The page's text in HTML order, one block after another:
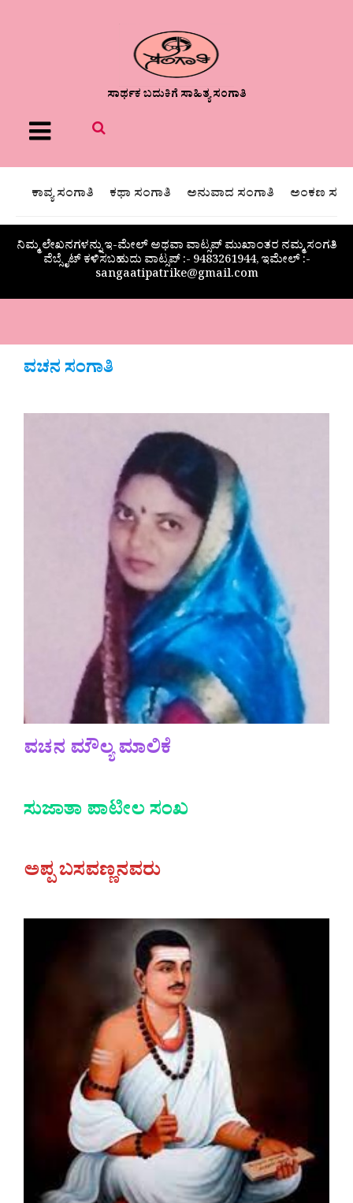
ಸಾರ್ಥಕ ಬದುಕಿಗೆ ಸಾಹಿತ್ಯ ಸಂಗಾತಿ
Menu
ಕಾವ್ಯ ಸಂಗಾತಿ ಕಥಾ ಸಂಗಾತಿ ಅನುವಾದ ಸಂಗಾತಿ ಅಂಕಣ
ನಿಮ್ಮ ಲೇಖನಗಳನ್ನು ಇ-ಮೇಲ್ ಅಥವಾ ವಾಟ್ಸಪ್ ಮುಖಾಂತರ ನಮ್ಮ ಸಂಗತಿ
ವೆಬ್ಸೈಟ್ ಕಳಿಸಬಹುದು ವಾಟ್ಸಪ್‌ :- 9483261944, ಇಮೇಲ್ :-
sangaatipatrike@gmail.com
ವಚನ ಸಂಗಾತಿ
ವಚನ ಮೌಲ್ಯ ಮಾಲಿಕೆ
ಸುಜಾತಾ ಪಾಟೀಲ ಸಂಖ
ಅಪ್ಪ ಬಸವಣ್ಣನವರು